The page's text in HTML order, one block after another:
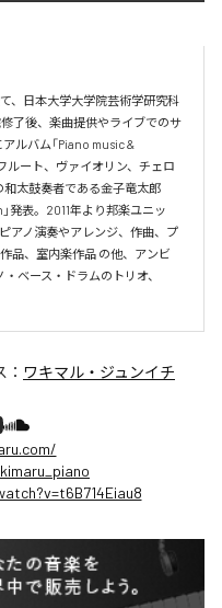
、日本大学大学院芸術学研究科
修了後、楽曲提供やライブでのサ
ルバム「Piano music &
ルート、ヴァイオリン、チェロ
太鼓奏者である金子竜太郎
」発表。2011年より邦楽ユニッ
アノ演奏やアレンジ、作曲、プ
品、室内楽作品 の他、アンビ
ベース・ドラムのトリオ、
ワキマル・ジュンイチ